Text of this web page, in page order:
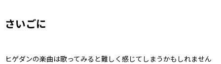
さいごに
ヒゲダンの楽曲は歌ってみると難しく感じてしまうかもしれません